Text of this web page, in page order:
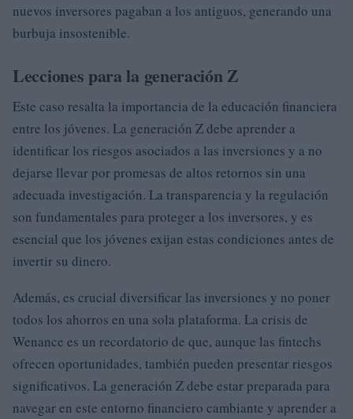
nuevos inversores pagaban a los antiguos, generando una
burbuja insostenible.
Lecciones para la generación Z
Este caso resalta la importancia de la educación financiera
entre los jóvenes. La generación Z debe aprender a
identificar los riesgos asociados a las inversiones y a no
dejarse llevar por promesas de altos retornos sin una
adecuada investigación. La transparencia y la regulación
son fundamentales para proteger a los inversores, y es
esencial que los jóvenes exijan estas condiciones antes de
invertir su dinero.
Además, es crucial diversificar las inversiones y no poner
todos los ahorros en una sola plataforma. La crisis de
Wenance es un recordatorio de que, aunque las fintechs
ofrecen oportunidades, también pueden presentar riesgos
significativos. La generación Z debe estar preparada para
navegar en este entorno financiero cambiante y aprender a